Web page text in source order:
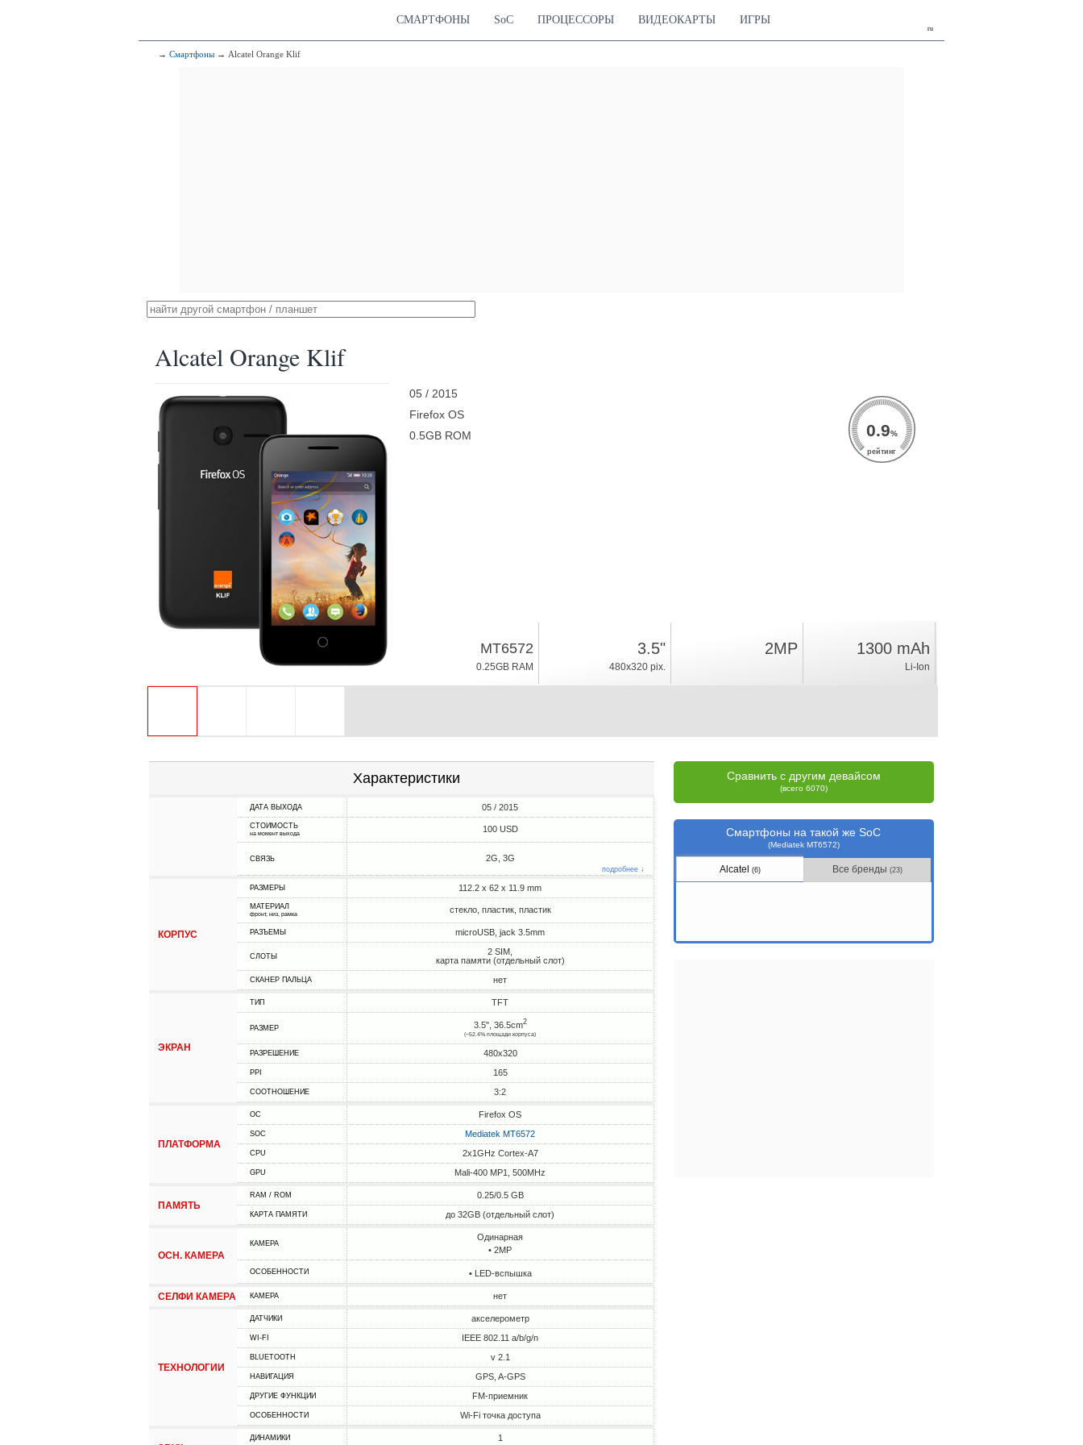
ru
СМАРТФОНЫ SoC ПРОЦЕССОРЫ ВИДЕОКАРТЫ ИГРЫ
→ Смартфоны → Alcatel Orange Klif
Alcatel Orange Klif
05 / 2015
Firefox OS
0.5GB ROM
0.9%
рейтинг
MT6572
0.25GB RAM
3.5"
480x320 pix.
2MP 1300 mAh
Li-Ion
Характеристики
ДАТА ВЫХОДА 05 / 2015
СТОИМОСТЬ
на момент выхода 100 USD
СВЯЗЬ 2G, 3G
подробнее ↓
КОРПУС
РАЗМЕРЫ 112.2 x 62 x 11.9 mm
МАТЕРИАЛ
фронт, низ, рамка стекло, пластик, пластик
РАЗЪЕМЫ microUSB, jack 3.5mm
СЛОТЫ
2 SIM,
карта памяти (отдельный слот)
СКАНЕР ПАЛЬЦА нет
ЭКРАН
ТИП TFT
РАЗМЕР 3.5", 36.5cm2
(~52.4% площади корпуса)
РАЗРЕШЕНИЕ 480x320
PPI 165
СООТНОШЕНИЕ 3:2
ПЛАТФОРМА
ОС Firefox OS
SOC Mediatek MT6572
CPU 2x1GHz Cortex-A7
GPU Mali-400 MP1, 500MHz
ПАМЯТЬ
RAM / ROM 0.25/0.5 GB
КАРТА ПАМЯТИ до 32GB (отдельный слот)
ОСН. КАМЕРА
КАМЕРА
Одинарная
• 2MP
ОСОБЕННОСТИ • LED-вспышка
СЕЛФИ КАМЕРА КАМЕРА нет
ТЕХНОЛОГИИ
ДАТЧИКИ акселерометр
WI-FI IEEE 802.11 a/b/g/n
BLUETOOTH v 2.1
НАВИГАЦИЯ GPS, A-GPS
ДРУГИЕ ФУНКЦИИ FM-приемник
ОСОБЕННОСТИ Wi-Fi точка доступа
ДИНАМИКИ 1
Сравнить с другим девайсом
(всего 6070)
Смартфоны на такой же SoC
(Mediatek MT6572)
Alcatel (6) Все бренды (23)